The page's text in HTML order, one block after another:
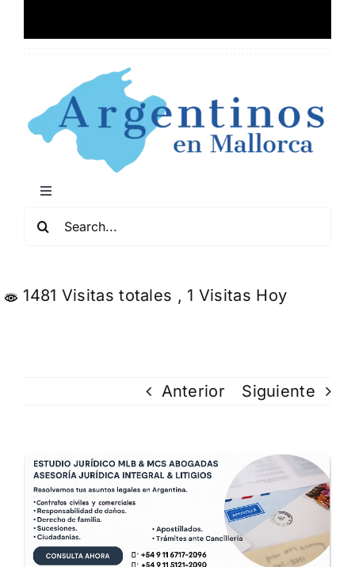
Toggle
Mapa de Locales Arg
Buscar:
1481 Visitas totales , 1 Visitas Hoy
Anterior Siguiente